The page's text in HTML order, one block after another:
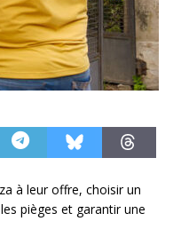
à leur offre, choisir un
pièges et garantir une